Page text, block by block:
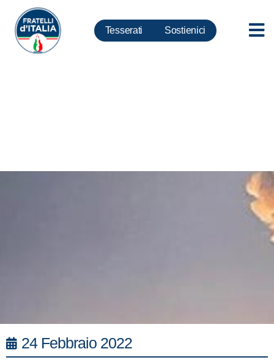
Tesserati Sostienici
24 Febbraio 2022